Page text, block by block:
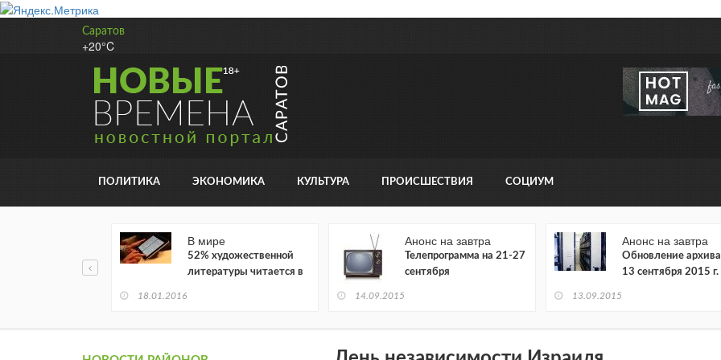
Саратов
+20°C
ПОЛИТИКА ЭКОНОМИКА КУЛЬТУРА ПРОИСШЕСТВИЯ СОЦИУМ
В мире
52% художественной
литературы читается в
18.01.2016
Анонс на завтра
Телепрограмма на 21-27
сентября
14.09.2015
Анонс на завтра
Обновление архива
13 сентября 2015 г.
13.09.2015